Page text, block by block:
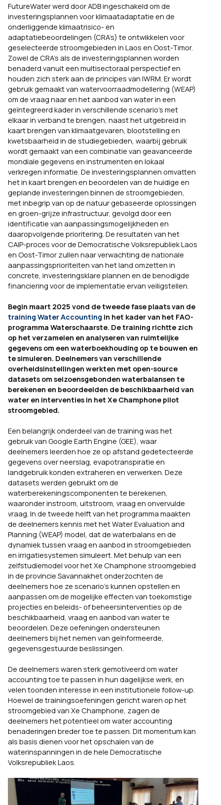
FutureWater werd door ADB ingeschakeld om de
investeringsplannen voor klimaatadaptatie en de
onderliggende klimaatrisico- en
adaptatiebeoordelingen (CRA’s) te ontwikkelen voor
geselecteerde stroomgebieden in Laos en Oost-Timor.
Zowel de CRA’s als de investeringsplannen worden
benaderd vanuit een multisectoraal perspectief en
houden zich sterk aan de principes van IWRM. Er wordt
gebruik gemaakt van watervoorraadmodellering (WEAP)
om de vraag naar en het aanbod van water in een
geïntegreerd kader in verschillende scenario’s met
elkaar in verband te brengen, naast het uitgebreid in
kaart brengen van klimaatgevaren, blootstelling en
kwetsbaarheid in de studiegebieden, waarbij gebruik
wordt gemaakt van een combinatie van geavanceerde
mondiale gegevens en instrumenten en lokaal
verkregen informatie. De investeringsplannen omvatten
het in kaart brengen en beoordelen van de huidige en
geplande investeringen binnen de stroomgebieden,
met inbegrip van op de natuur gebaseerde oplossingen
en groen-grijze infrastructuur, gevolgd door een
identificatie van aanpassingsmogelijkheden en
daaropvolgende prioritering. De resultaten van het
CAIP-proces voor de Democratische Volksrepubliek Laos
en Oost-Timor zullen naar verwachting de nationale
aanpassingsprioriteiten van het land omzetten in
concrete, investeringsklare plannen en de benodigde
financiering voor de implementatie ervan veiligstellen.
Begin maart 2025 vond de tweede fase plaats van de
training Water Accounting in het kader van het FAO-
programma Waterschaarste. De training richtte zich
op het verzamelen en analyseren van ruimtelijke
gegevens om een waterboekhouding op te bouwen en
te simuleren. Deelnemers van verschillende
overheidsinstellingen werkten met open-source
datasets om seizoensgebonden waterbalansen te
berekenen en beoordeelden de beschikbaarheid van
water en interventies in het Xe Champhone pilot
stroomgebied.
Een belangrijk onderdeel van de training was het
gebruik van Google Earth Engine (GEE), waar
deelnemers leerden hoe ze op afstand gedetecteerde
gegevens over neerslag, evapotranspiratie en
landgebruik konden extraheren en verwerken. Deze
datasets werden gebruikt om de
waterberekeningscomponenten te berekenen,
waaronder instroom, uitstroom, vraag en onvervulde
vraag. In de tweede helft van het programma maakten
de deelnemers kennis met het Water Evaluation and
Planning (WEAP) model, dat de waterbalans en de
dynamiek tussen vraag en aanbod in stroomgebieden
en irrigatiesystemen simuleert. Met behulp van een
zelfstudiemodel voor het Xe Champhone stroomgebied
in de provincie Savannakhet onderzochten de
deelnemers hoe ze scenario’s kunnen opstellen en
aanpassen om de mogelijke effecten van toekomstige
projecties en beleids- of beheersinterventies op de
beschikbaarheid, vraag en aanbod van water te
beoordelen. Deze oefeningen ondersteunen
deelnemers bij het nemen van geïnformeerde,
gegevensgestuurde beslissingen.
De deelnemers waren sterk gemotiveerd om water
accounting toe te passen in hun dagelijkse werk, en
velen toonden interesse in een institutionele follow-up.
Hoewel de trainingsoefeningen gericht waren op het
stroomgebied van Xe Champhone, zagen de
deelnemers het potentieel om water accounting
benaderingen breder toe te passen. Dit momentum kan
als basis dienen voor het opschalen van de
waterinspanningen in de hele Democratische
Volksrepubliek Laos.